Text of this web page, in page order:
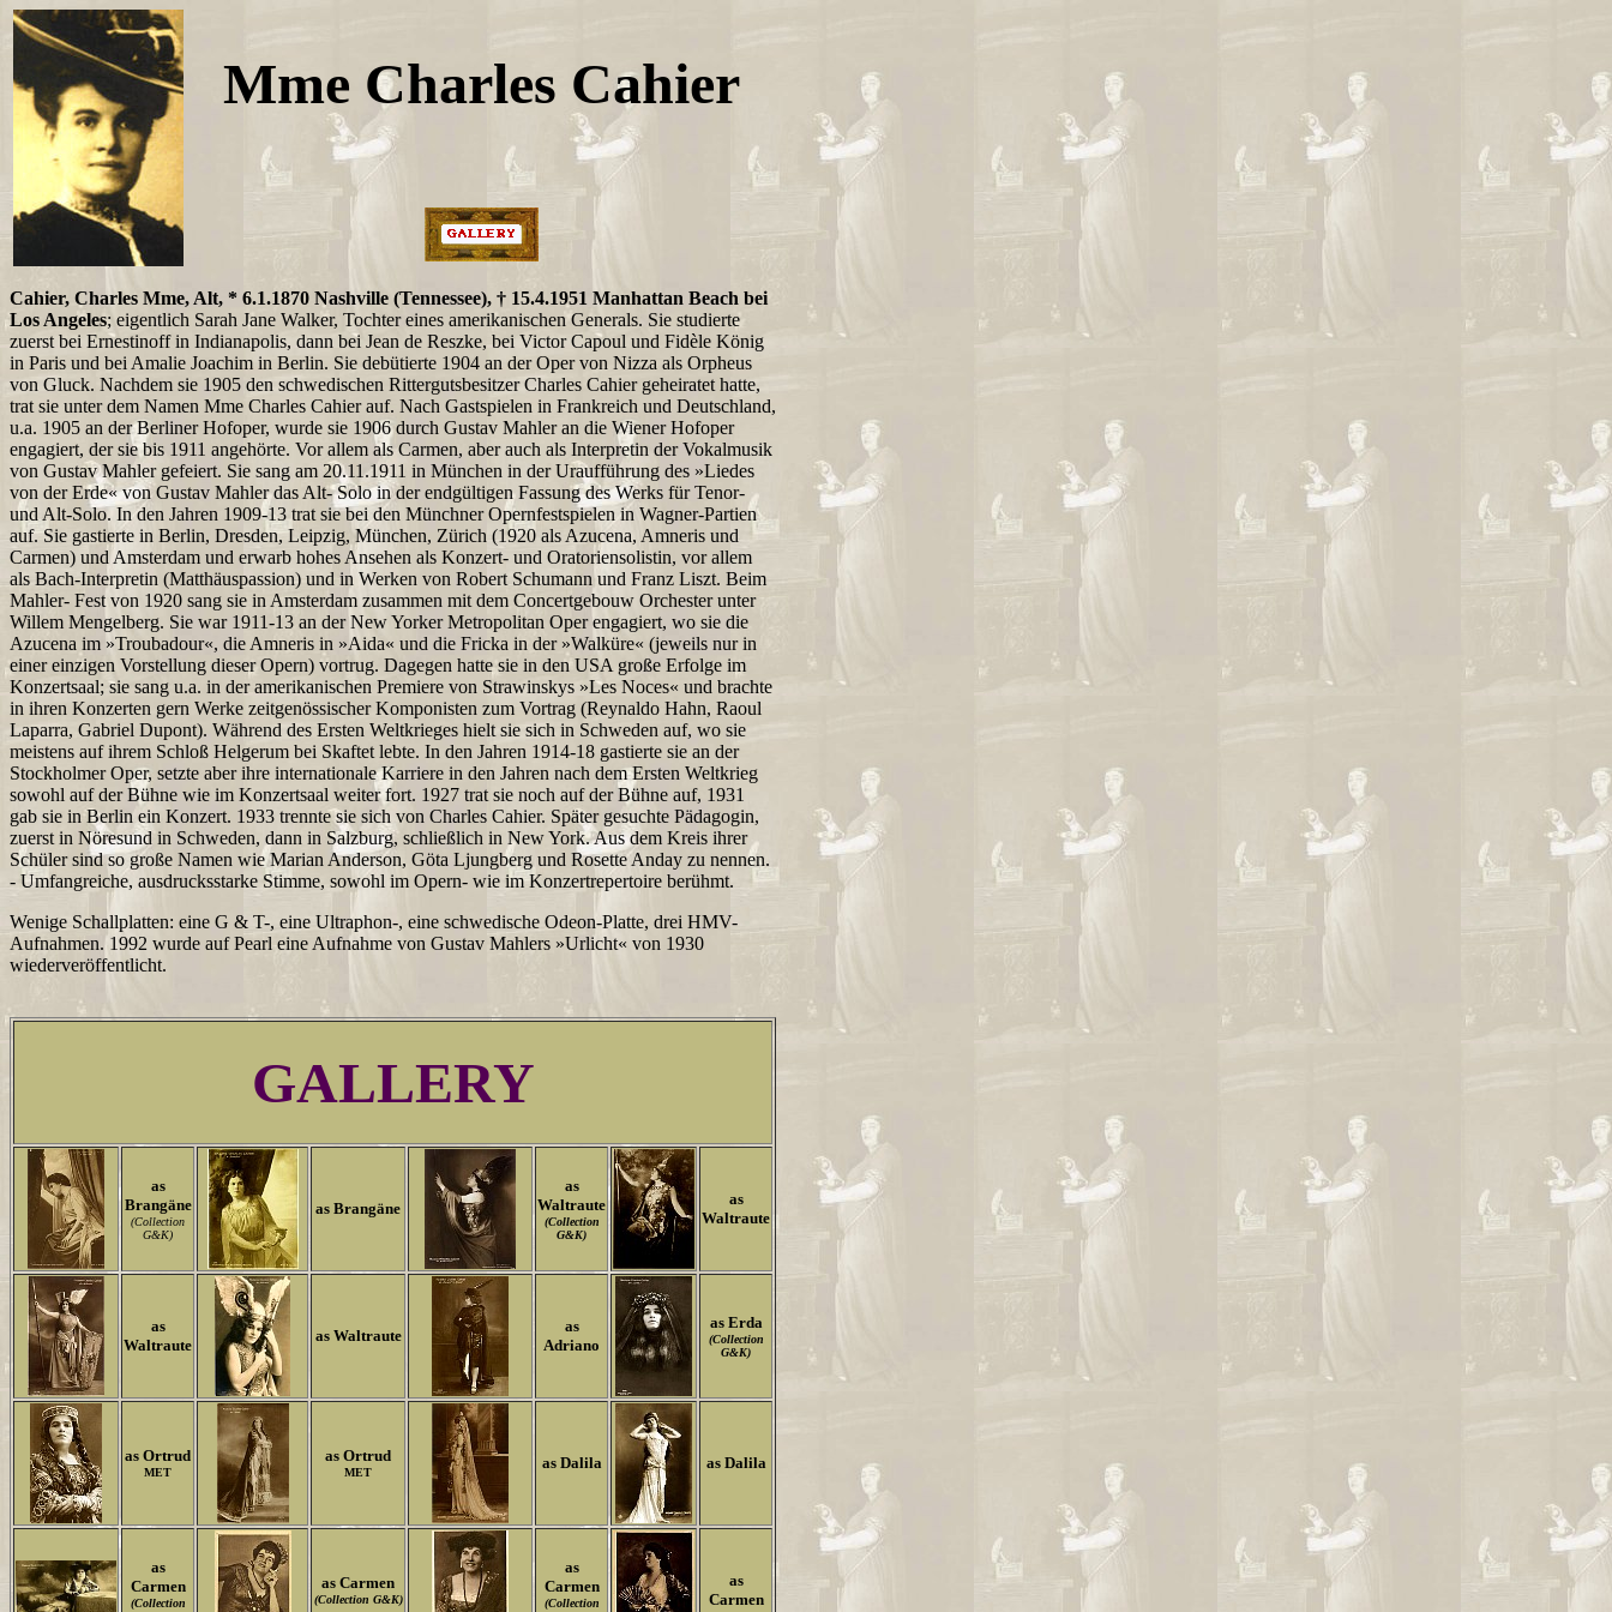
Mme Charles Cahier
Cahier, Charles Mme, Alt, * 6.1.1870 Nashville (Tennessee), † 15.4.1951 Manhattan Beach bei
Los Angeles; eigentlich Sarah Jane Walker, Tochter eines amerikanischen Generals. Sie studierte
zuerst bei Ernestinoff in Indianapolis, dann bei Jean de Reszke, bei Victor Capoul und Fidèle König
in Paris und bei Amalie Joachim in Berlin. Sie debütierte 1904 an der Oper von Nizza als Orpheus
von Gluck. Nachdem sie 1905 den schwedischen Rittergutsbesitzer Charles Cahier geheiratet hatte,
trat sie unter dem Namen Mme Charles Cahier auf. Nach Gastspielen in Frankreich und Deutschland,
u.a. 1905 an der Berliner Hofoper, wurde sie 1906 durch Gustav Mahler an die Wiener Hofoper
engagiert, der sie bis 1911 angehörte. Vor allem als Carmen, aber auch als Interpretin der Vokalmusik
von Gustav Mahler gefeiert. Sie sang am 20.11.1911 in München in der Uraufführung des »Liedes
von der Erde« von Gustav Mahler das Alt- Solo in der endgültigen Fassung des Werks für Tenor-
und Alt-Solo. In den Jahren 1909-13 trat sie bei den Münchner Opernfestspielen in Wagner-Partien
auf. Sie gastierte in Berlin, Dresden, Leipzig, München, Zürich (1920 als Azucena, Amneris und
Carmen) und Amsterdam und erwarb hohes Ansehen als Konzert- und Oratoriensolistin, vor allem
als Bach-Interpretin (Matthäuspassion) und in Werken von Robert Schumann und Franz Liszt. Beim
Mahler- Fest von 1920 sang sie in Amsterdam zusammen mit dem Concertgebouw Orchester unter
Willem Mengelberg. Sie war 1911-13 an der New Yorker Metropolitan Oper engagiert, wo sie die
Azucena im »Troubadour«, die Amneris in »Aida« und die Fricka in der »Walküre« (jeweils nur in
einer einzigen Vorstellung dieser Opern) vortrug. Dagegen hatte sie in den USA große Erfolge im
Konzertsaal; sie sang u.a. in der amerikanischen Premiere von Strawinskys »Les Noces« und brachte
in ihren Konzerten gern Werke zeitgenössischer Komponisten zum Vortrag (Reynaldo Hahn, Raoul
Laparra, Gabriel Dupont). Während des Ersten Weltkrieges hielt sie sich in Schweden auf, wo sie
meistens auf ihrem Schloß Helgerum bei Skaftet lebte. In den Jahren 1914-18 gastierte sie an der
Stockholmer Oper, setzte aber ihre internationale Karriere in den Jahren nach dem Ersten Weltkrieg
sowohl auf der Bühne wie im Konzertsaal weiter fort. 1927 trat sie noch auf der Bühne auf, 1931
gab sie in Berlin ein Konzert. 1933 trennte sie sich von Charles Cahier. Später gesuchte Pädagogin,
zuerst in Nöresund in Schweden, dann in Salzburg, schließlich in New York. Aus dem Kreis ihrer
Schüler sind so große Namen wie Marian Anderson, Göta Ljungberg und Rosette Anday zu nennen.
- Umfangreiche, ausdrucksstarke Stimme, sowohl im Opern- wie im Konzertrepertoire berühmt.
Wenige Schallplatten: eine G & T-, eine Ultraphon-, eine schwedische Odeon-Platte, drei HMV-
Aufnahmen. 1992 wurde auf Pearl eine Aufnahme von Gustav Mahlers »Urlicht« von 1930
wiederveröffentlicht.
GALLERY
as
Brangäne
(Collection
G&K)
as Brangäne
as
Waltraute
(Collection
G&K)
as
Waltraute
as
Waltraute
as Waltraute
as
Adriano
as Erda
(Collection
G&K)
as Ortrud
MET
as Ortrud
MET
as Dalila as Dalila
as
Carmen
(Collection
as Carmen
(Collection G&K)
as
Carmen
(Collection
as
Carmen